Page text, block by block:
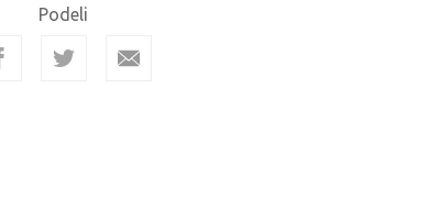
Podeli